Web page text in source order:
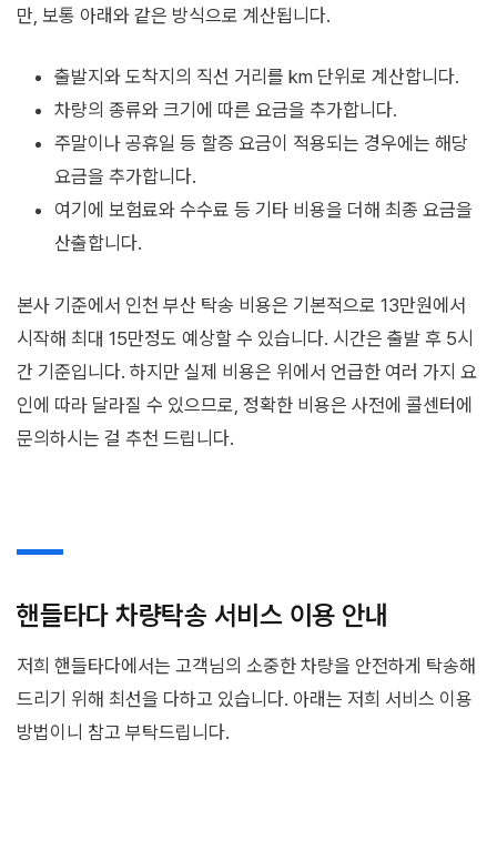
만, 보통 아래와 같은 방식으로 계산됩니다.
출발지와 도착지의 직선 거리를 km 단위로 계산합니다.
차량의 종류와 크기에 따른 요금을 추가합니다.
주말이나 공휴일 등 할증 요금이 적용되는 경우에는 해당
요금을 추가합니다.
여기에 보험료와 수수료 등 기타 비용을 더해 최종 요금을
산출합니다.
본사 기준에서 인천 부산 탁송 비용은 기본적으로 13만원에서
시작해 최대 15만정도 예상할 수 있습니다. 시간은 출발 후 5시
간 기준입니다. 하지만 실제 비용은 위에서 언급한 여러 가지 요
인에 따라 달라질 수 있으므로, 정확한 비용은 사전에 콜센터에
문의하시는 걸 추천 드립니다.
핸들타다 차량탁송 서비스 이용 안내
저희 핸들타다에서는 고객님의 소중한 차량을 안전하게 탁송해
드리기 위해 최선을 다하고 있습니다. 아래는 저희 서비스 이용
방법이니 참고 부탁드립니다.